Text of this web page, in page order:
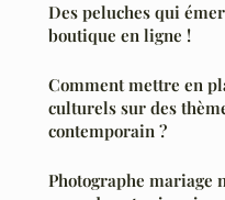
Des peluches qui
boutique en ligne !
Comment mettre en
culturels sur des
contemporain ?
Photographe mariage